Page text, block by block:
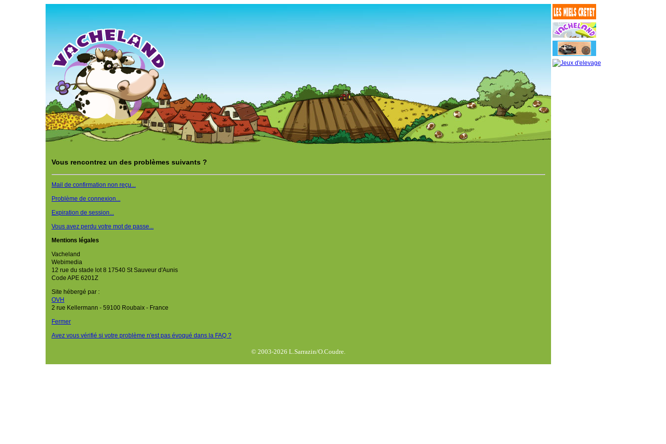
Vous rencontrez un des problèmes suivants ?
Mail de confirmation non reçu...
Problème de connexion...
Expiration de session...
Vous avez perdu votre mot de passe...
Mentions légales
Vacheland
Webimedia
12 rue du stade lot 8 17540 St Sauveur d'Aunis
Code APE 6201Z
Site hébergé par :
OVH
2 rue Kellermann - 59100 Roubaix - France
Fermer
Avez vous vérifié si votre problème n'est pas évoqué dans la FAQ ?
© 2003-2026 L.Sarrazin/O.Coudre.